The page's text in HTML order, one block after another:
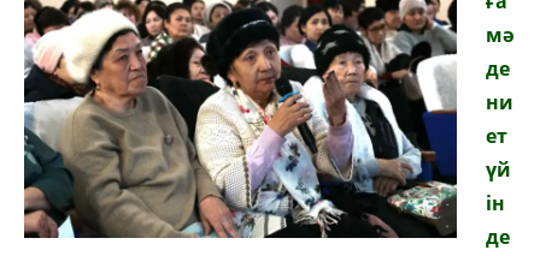
мә
де
ни
ет
үй
ін
де